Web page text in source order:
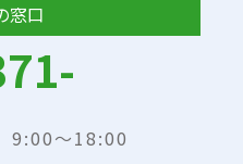
窓口
9:00～18:00